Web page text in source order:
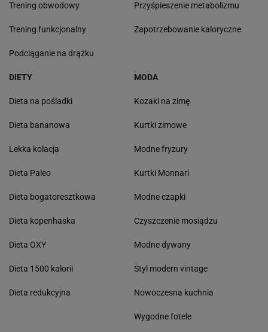
Trening obwodowy
Trening funkcjonalny
Podciąganie na drążku
Przyśpieszenie metabolizmu
Zapotrzebowanie kaloryczne
DIETY
Dieta na pośladki
Dieta bananowa
Lekka kolacja
Dieta Paleo
Dieta bogatoresztkowa
Dieta kopenhaska
Dieta OXY
Dieta 1500 kalorii
Dieta redukcyjna
MODA
Kozaki na zimę
Kurtki zimowe
Modne fryzury
Kurtki Monnari
Modne czapki
Czyszczenie mosiądzu
Modne dywany
Styl modern vintage
Nowoczesna kuchnia
Wygodne fotele